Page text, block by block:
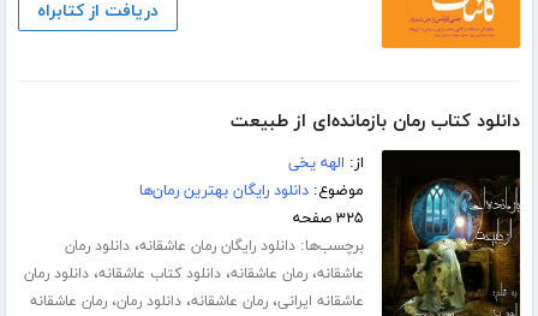
دریافت از کتابراه
دانلود کتاب رمان بازمانده‌ای از طبیعت
از: الهه یخی
موضوع:دانلود رایگان بهترین رمان‌ها
۳۲۵ صفحه
برچسب‌ها:دانلود رایگان رمان عاشقانه،دانلود رمان
عاشقانه،رمان عاشقانه،دانلود کتاب عاشقانه،دانلود رمان
عاشقانه ایرانی،رمان عاشقانه،دانلود رمان،رمان عاشقانه